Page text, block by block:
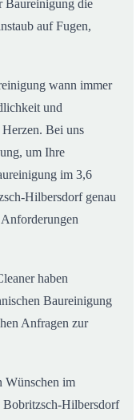
Baureinigung die
auf Fugen,
wann immer
und
Bei uns
um Ihre
im 3,6
Hilbersdorf genau
haben
Baureinigung
Anfragen zur
Wünschen im
Bobritzsch-Hilbersdorf